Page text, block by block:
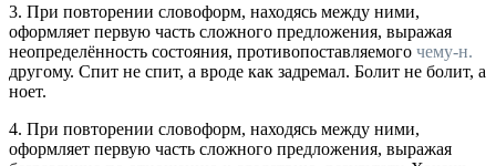
3. При повторении словоформ, находясь между ними,
оформляет первую часть сложного предложения, выражая
неопределённость состояния, противопоставляемого чему-н.
другому. Спит не спит, а вроде как задремал. Болит не болит, а
ноет.
4. При повторении словоформ, находясь между ними,
оформляет первую часть сложного предложения, выражая